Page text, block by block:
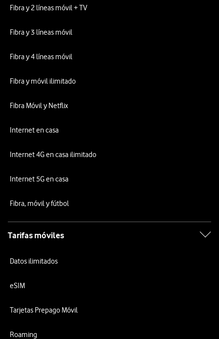
Fibra y 2 líneas móvil + TV
Fibra y 3 líneas móvil
Fibra y 4 líneas móvil
Fibra y móvil ilimitado
Fibra Móvil y Netflix
Internet en casa
Internet 4G en casa ilimitado
Internet 5G en casa
Fibra, móvil y fútbol
Tarifas móviles
Datos ilimitados
eSIM
Tarjetas Prepago Móvil
Roaming